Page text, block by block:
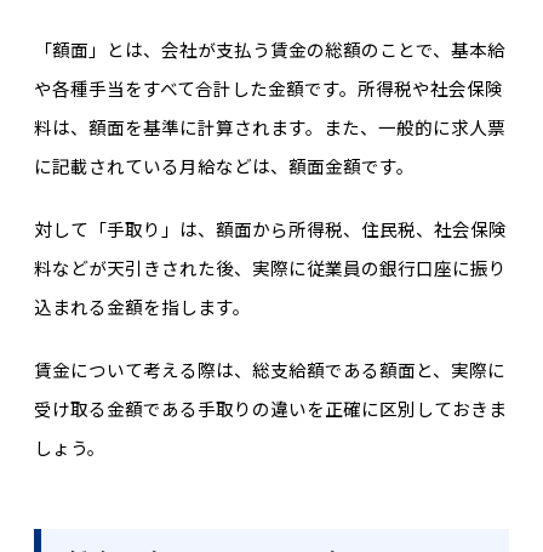
「額面」とは、会社が支払う賃金の総額のことで、基本給
や各種手当をすべて合計した金額です。所得税や社会保険
料は、額面を基準に計算されます。また、一般的に求人票
に記載されている月給などは、額面金額です。
対して「手取り」は、額面から所得税、住民税、社会保険
料などが天引きされた後、実際に従業員の銀行口座に振り
込まれる金額を指します。
賃金について考える際は、総支給額である額面と、実際に
受け取る金額である手取りの違いを正確に区別しておきま
しょう。